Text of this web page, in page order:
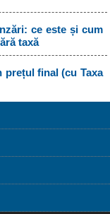
ce este și cum
taxă
prețul final (cu Taxa